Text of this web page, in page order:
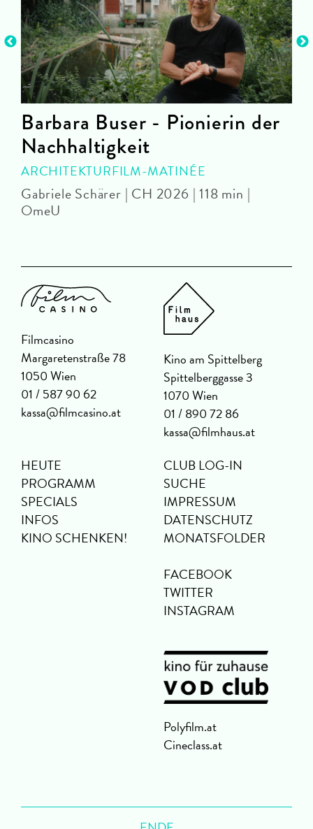
Barbara Buser - Pionierin der
Nachhaltigkeit
ARCHITEKTURFILM-MATINÉE
Gabriele Schärer | CH 2026 | 118 min |
OmeU
Filmcasino
Margaretenstraße 78
1050 Wien
01 / 587 90 62
kassa@filmcasino.at
Kino am Spittelberg
Spittelberggasse 3
1070 Wien
01 / 890 72 86
kassa@filmhaus.at
HEUTE
PROGRAMM
SPECIALS
INFOS
KINO SCHENKEN!
CLUB LOG-IN
SUCHE
IMPRESSUM
DATENSCHUTZ
MONATSFOLDER
FACEBOOK
TWITTER
INSTAGRAM
Polyfilm.at
Cineclass.at